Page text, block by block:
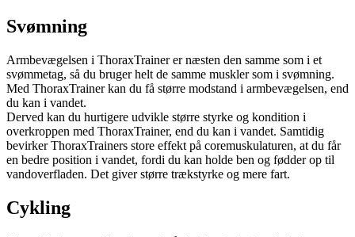
Svømning
Armbevægelsen i ThoraxTrainer er næsten den samme som i et
svømmetag, så du bruger helt de samme muskler som i svømning.
Med ThoraxTrainer kan du få større modstand i armbevægelsen, end
du kan i vandet.
Derved kan du hurtigere udvikle større styrke og kondition i
overkroppen med ThoraxTrainer, end du kan i vandet. Samtidig
bevirker ThoraxTrainers store effekt på coremuskulaturen, at du får
en bedre position i vandet, fordi du kan holde ben og fødder op til
vandoverfladen. Det giver større trækstyrke og mere fart.
Cykling